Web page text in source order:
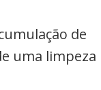
de
uma limpeza